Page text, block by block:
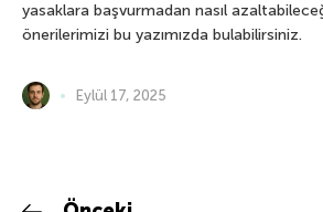
yasaklara başvurmadan nasıl
önerilerimizi bu yazımızda bulabilirsiniz.
Eylül 17, 2025